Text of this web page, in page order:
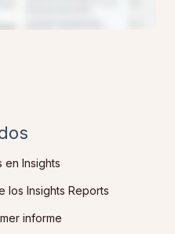
en Insights
los Insights Reports
informe